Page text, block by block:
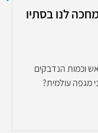
לנו בסתיו
וכמות הנדבקים
מגפה עולמית?